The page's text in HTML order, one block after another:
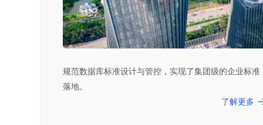
规范数据库标准设计与管控，实现了集团级的企业标准
落地。
了解更多